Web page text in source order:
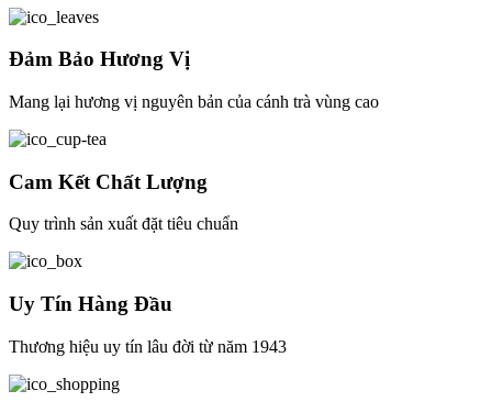
Đảm Bảo Hương Vị
Mang lại hương vị nguyên bản của cánh trà vùng cao
Cam Kết Chất Lượng
Quy trình sản xuất đặt tiêu chuẩn
Uy Tín Hàng Đầu
Thương hiệu uy tín lâu đời từ năm 1943